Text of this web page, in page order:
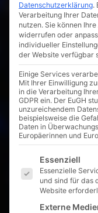
Datenschutzerklärung.
Verarbeitung Ihrer
nutzen. Sie können
widerrufen oder
individueller
der Website verfügbar
Einige Services
Mit Ihrer Einwilligung
in die Verarbeitung
GDPR ein. Der EuGH
unzureichendem
beispielsweise die
Daten in
Europäerinnen und
Es folgt eine
Essenziell
Essenzielle
und sind für das
Website
Externe